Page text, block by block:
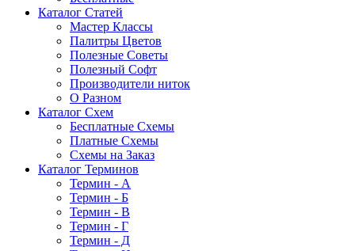
Каталог Статей
Мастер Классы
Палитры Цветов
Полезные Советы
Полезный Софт
Производители ниток
О Разном
Каталог Схем
Бесплатные Схемы
Платные Схемы
Схемы на Заказ
Каталог Терминов
Термин - А
Термин - Б
Термин - В
Термин - Г
Термин - Д